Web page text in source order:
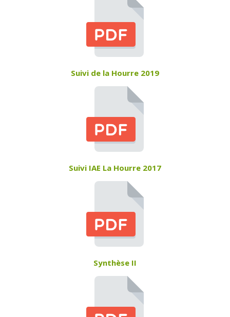
Suivi de la Hourre 2019
Suivi IAE La Hourre 2017
Synthèse II